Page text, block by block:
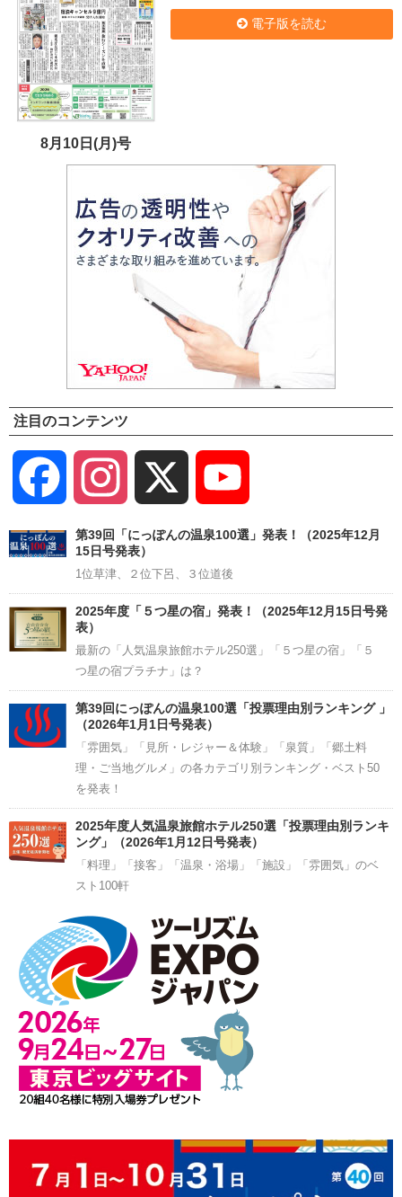
8月10日(月)号
電子版を読む
注目のコンテンツ
Facebook Instagram
Channel
第39回「にっぽんの温泉100選」発表！（2025年12月
15日号発表）
1位草津、２位下呂、３位道後
2025年度「５つ星の宿」発表！（2025年12月15日号発
表）
最新の「人気温泉旅館ホテル250選」「５つ星の宿」「５
つ星の宿プラチナ」は？
第39回にっぽんの温泉100選「投票理由別ランキング 」
（2026年1月1日号発表）
「雰囲気」「見所・レジャー＆体験」「泉質」「郷土料
理・ご当地グルメ」の各カテゴリ別ランキング・ベスト50
を発表！
2025年度人気温泉旅館ホテル250選「投票理由別ランキ
ング」（2026年1月12日号発表）
「料理」「接客」「温泉・浴場」「施設」「雰囲気」のベ
スト100軒